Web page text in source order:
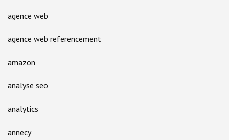
agence web
agence web referencement
amazon
analyse seo
analytics
annecy